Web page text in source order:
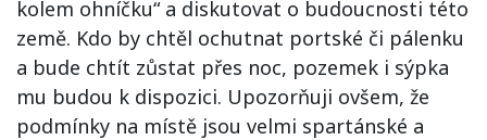
kolem ohníčku“ a diskutovat o budoucnosti této
země. Kdo by chtěl ochutnat portské či pálenku
a bude chtít zůstat přes noc, pozemek i sýpka
mu budou k dispozici. Upozorňuji ovšem, že
podmínky na místě jsou velmi spartánské a